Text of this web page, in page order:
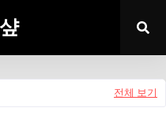
전체 보기